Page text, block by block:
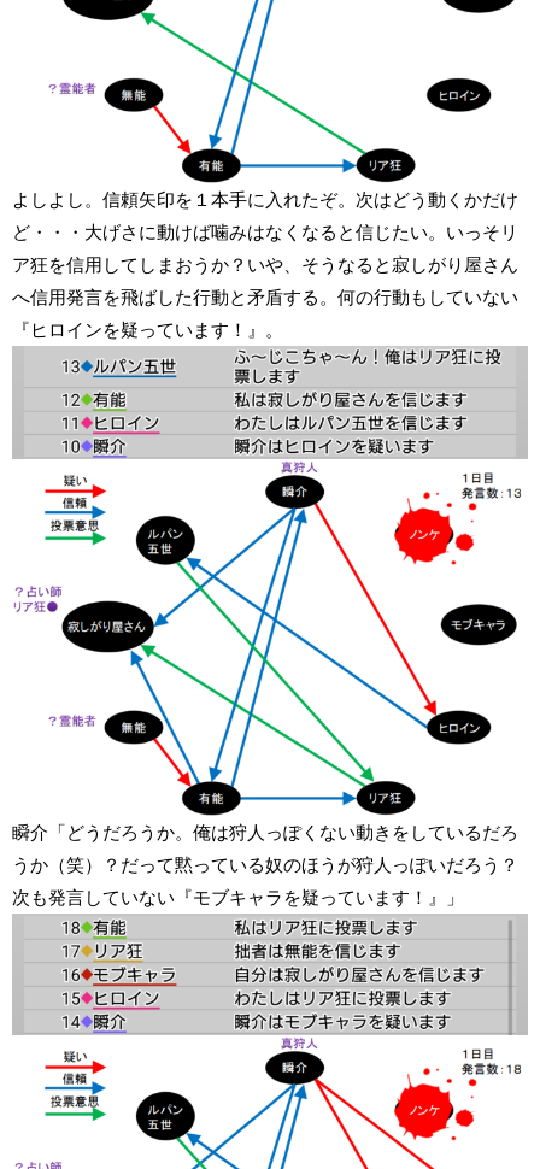
よしよし。信頼矢印を１本手に入れたぞ。次はどう動くかだけ
ど・・・大げさに動けば噛みはなくなると信じたい。いっそリ
ア狂を信用してしまおうか？いや、そうなると寂しがり屋さん
へ信用発言を飛ばした行動と矛盾する。何の行動もしていない
『ヒロインを疑っています！』。
瞬介「どうだろうか。俺は狩人っぽくない動きをしているだろ
うか（笑）？だって黙っている奴のほうが狩人っぽいだろう？
次も発言していない『モブキャラを疑っています！』」